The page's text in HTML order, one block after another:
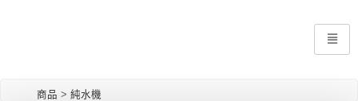
商品 > 純水機